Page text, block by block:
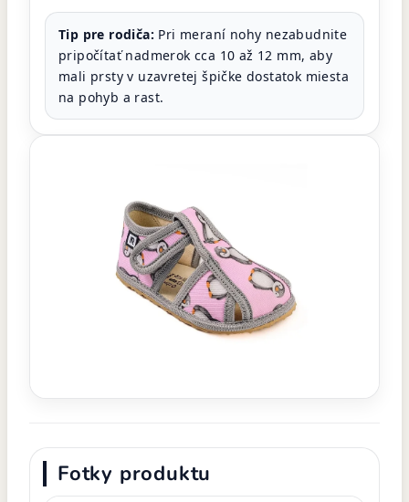
Tip pre rodiča: Pri meraní nohy nezabudnite
pripočítať nadmerok cca 10 až 12 mm, aby
mali prsty v uzavretej špičke dostatok miesta
na pohyb a rast.
Fotky produktu